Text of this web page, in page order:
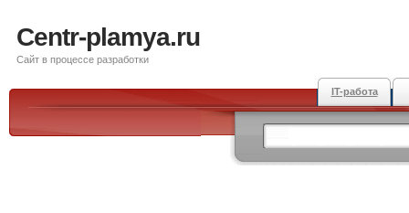
Centr-plamya.ru
Сайт в процессе разработки
IT-работа